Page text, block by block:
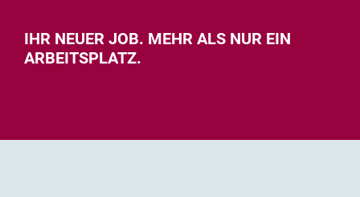
IHR NEUER JOB. MEHR ALS NUR EIN
ARBEITSPLATZ.